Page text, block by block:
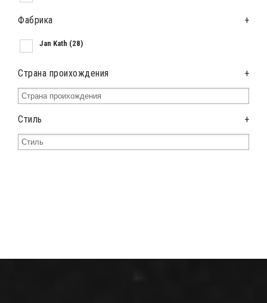
Фабрика +
Jan Kath (28)
Страна проихождения +
Стиль +